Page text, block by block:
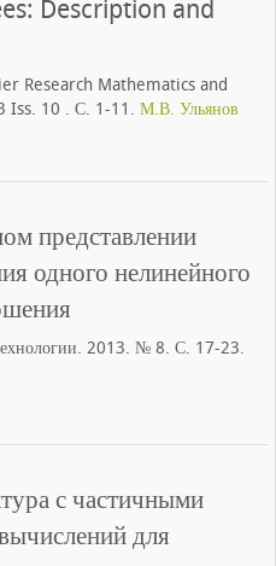
Description and
Research Mathematics and
Iss. 10 . С. 1-11. М.В. Ульянов
представлении
одного нелинейного
2013. № 8. С. 17-23.
с частичными
для